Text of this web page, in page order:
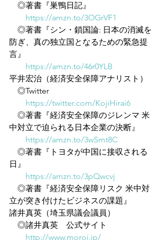
◎著書『巣鴨日記』
https://amzn.to/3OGrVF1
◎著書『シン・鎖国論: 日本の消滅を
防ぎ、真の独立国となるための緊急提
言』
https://amzn.to/46r0YLB
平井宏治（経済安全保障アナリスト）
◎Twitter
https://twitter.com/KojiHirai6
◎著書『経済安全保障のジレンマ 米
中対立で迫られる日本企業の決断』
https://amzn.to/3wSmt8C
◎著書『トヨタが中国に接収される
日』
https://amzn.to/3pQwcvj
◎著書『経済安全保障リスク 米中対
立が突き付けたビジネスの課題』
諸井真英（埼玉県議会議員）
◎諸井真英　公式サイト
http://www.moroi.jp/